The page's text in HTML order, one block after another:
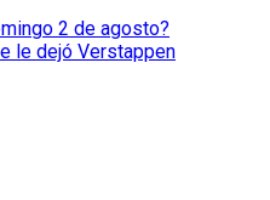
2 de agosto?
le dejó Verstappen